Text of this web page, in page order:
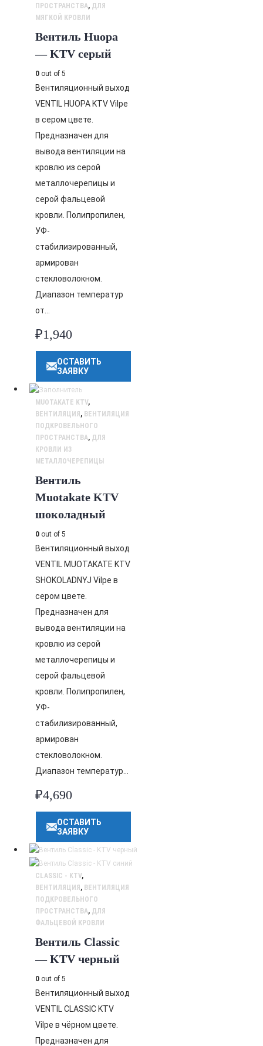
ПРОСТРАНСТВА, ДЛЯ
МЯГКОЙ КРОВЛИ
Вентиль Huopa
— KTV серый
0 out of 5
Вентиляционный выход
VENTIL HUOPA KTV Vilpe
в сером цвете.
Предназначен для
вывода вентиляции на
кровлю из серой
металлочерепицы и
серой фальцевой
кровли. Полипропилен,
УФ-
стабилизированный,
армирован
стекловолокном.
Диапазон температур
от…
₽1,940
ОСТАВИТЬ
ЗАЯВКУ
MUOTAKATE KTV,
ВЕНТИЛЯЦИЯ, ВЕНТИЛЯЦИЯ
ПОДКРОВЕЛЬНОГО
ПРОСТРАНСТВА, ДЛЯ
КРОВЛИ ИЗ
МЕТАЛЛОЧЕРЕПИЦЫ
Вентиль
Muotakate KTV
шоколадный
0 out of 5
Вентиляционный выход
VENTIL MUOTAKATE KTV
SHOKOLADNYJ Vilpe в
сером цвете.
Предназначен для
вывода вентиляции на
кровлю из серой
металлочерепицы и
серой фальцевой
кровли. Полипропилен,
УФ-
стабилизированный,
армирован
стекловолокном.
Диапазон температур…
₽4,690
ОСТАВИТЬ
ЗАЯВКУ
CLASSIC - KTV,
ВЕНТИЛЯЦИЯ , ВЕНТИЛЯЦИЯ
ПОДКРОВЕЛЬНОГО
ПРОСТРАНСТВА, ДЛЯ
ФАЛЬЦЕВОЙ КРОВЛИ
Вентиль Classic
— KTV черный
0 out of 5
Вентиляционный выход
VENTIL CLASSIC KTV
Vilpe в чёрном цвете.
Предназначен для